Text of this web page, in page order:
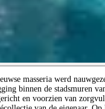
masseria werd
binnen de stadsmuren
en voorzien van